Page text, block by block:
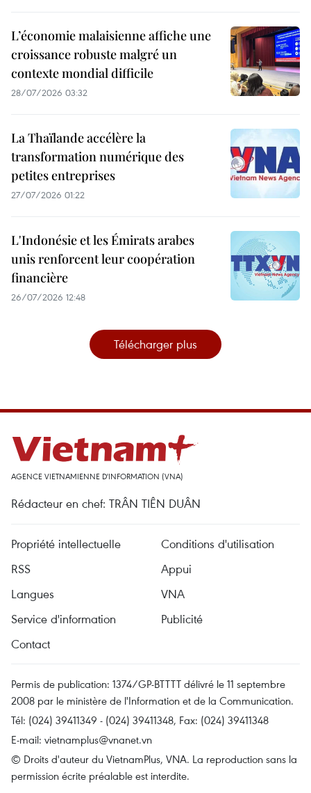
L’économie malaisienne affiche une
croissance robuste malgré un
contexte mondial difficile
28/07/2026 03:32
La Thaïlande accélère la
transformation numérique des
petites entreprises
27/07/2026 01:22
L'Indonésie et les Émirats arabes
unis renforcent leur coopération
financière
26/07/2026 12:48
Télécharger plus
AGENCE VIETNAMIENNE D'INFORMATION (VNA)
Rédacteur en chef: TRÂN TIÊN DUÂN
Propriété intellectuelle
Conditions d'utilisation
RSS
Appui
Langues
VNA
Service d'information
Publicité
Contact
Permis de publication: 1374/GP-BTTTT délivré le 11 septembre
2008 par le ministère de l'Information et de la Communication.
Tél: (024) 39411349 - (024) 39411348, Fax: (024) 39411348
E-mail: vietnamplus@vnanet.vn
© Droits d'auteur du VietnamPlus, VNA. La reproduction sans la
permission écrite préalable est interdite.